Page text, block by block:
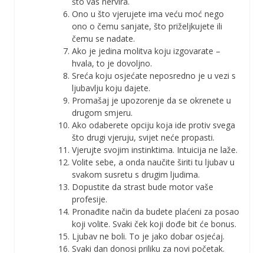
Ono u što vjerujete ima veću moć nego
ono o čemu sanjate, što priželjkujete ili
čemu se nadate.
Ako je jedina molitva koju izgovarate –
hvala, to je dovoljno.
Sreća koju osjećate neposredno je u vezi s
ljubavlju koju dajete.
Promašaj je upozorenje da se okrenete u
drugom smjeru.
Ako odaberete opciju koja ide protiv svega
što drugi vjeruju, svijet neće propasti.
Vjerujte svojim instinktima. Intuicija ne laže.
Volite sebe, a onda naučite širiti tu ljubav u
svakom susretu s drugim ljudima.
Dopustite da strast bude motor vaše
profesije.
Pronađite način da budete plaćeni za posao
koji volite. Svaki ček koji dođe bit će bonus.
Ljubav ne boli. To je jako dobar osjećaj.
Svaki dan donosi priliku za novi početak.